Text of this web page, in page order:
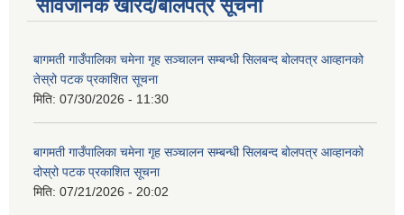
सार्वजनिक खरिद/बोलपत्र सूचना
बागमती गाउँपालिका चमेना गृह सञ्चालन सम्बन्धी सिलबन्द बोलपत्र आव्हानको
तेस्रो पटक प्रकाशित सूचना
मिति: 07/30/2026 - 11:30
बागमती गाउँपालिका चमेना गृह सञ्चालन सम्बन्धी सिलबन्द बोलपत्र आव्हानको
दोस्रो पटक प्रकाशित सूचना
मिति: 07/21/2026 - 20:02